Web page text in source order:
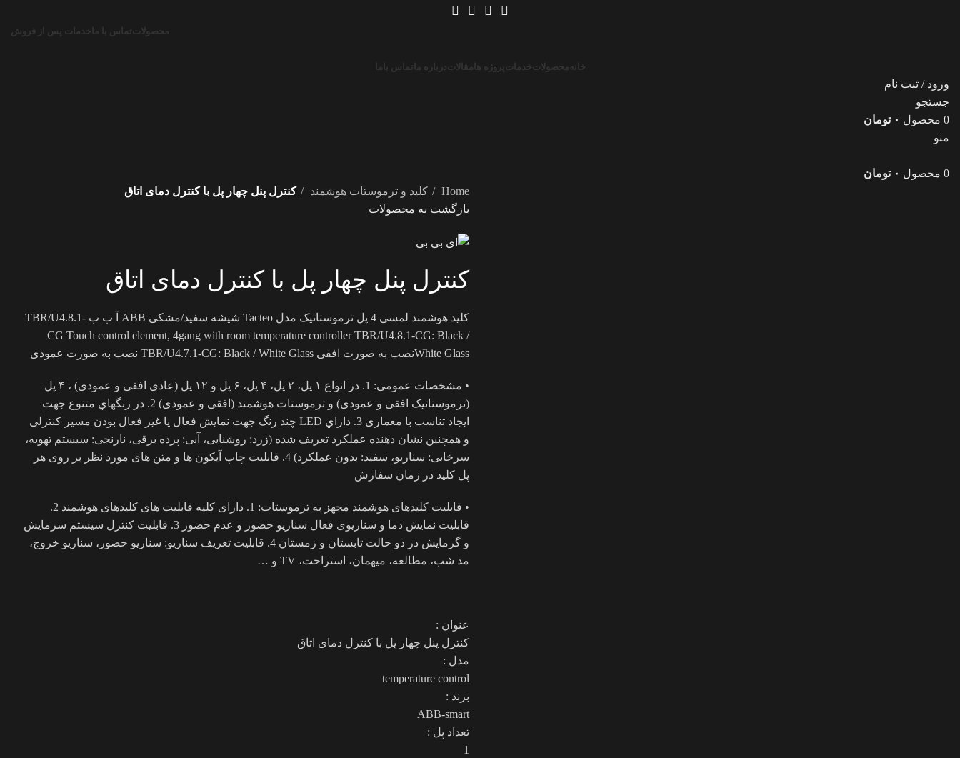
محصولاتتماس با ما خدمات پس از فروش
خانه محصولاتخدماتپروژه ها مقالاتدرباره ما تماس باما
ورود / ثبت نام
جستجو
0 محصول ۰ تومان
منو
0 محصول ۰ تومان
Home کلید و ترموستات هوشمند
کنترل پنل چهار پل با کنترل دمای اتاق
بازگشت به محصولات
کنترل پنل چهار پل با کنترل دمای اتاق
کلید هوشمند لمسی 4 پل ترموستاتیک مدل Tacteo شیشه سفید/مشکی ABB آ ب ب TBR/U4.8.1-
CG Touch control element, 4gang with room temperature controller TBR/U4.8.1-CG: Black /
White Glassنصب به صورت افقی TBR/U4.7.1-CG: Black / White Glass نصب به صورت عمودی
• مشخصات عمومی: 1. در انواع ۱ پل، ۲ پل، ۴ پل، ۶ پل و ۱۲ پل (عادی افقی و عمودی) ، ۴ پل
(ترموستاتیک افقی و عمودی) و ترموستات هوشمند (افقی و عمودی) 2. در رنگهاي متنوع جهت
ايجاد تناسب با معماری 3. داراي LED چند رنگ جهت نمايش فعال يا غير فعال بودن مسير کنترلی
و همچنین نشان دهنده عملکرد تعریف شده (زرد: روشنایی، آبی: پرده برقی، نارنجی: سیستم تهویه،
سرخابی: سناریو، سفید: بدون عملکرد) 4. قابلیت چاپ آیکون ها و متن های مورد نظر بر روی هر
پل کلید در زمان سفارش
• قابلیت کليدهای هوشمند مجهز به ترموستات: 1. دارای کليه قابليت های کليدهای هوشمند 2.
قابليت نمايش دما و سناريوی فعال سناريو حضور و عدم حضور 3. قابليت کنترل سيستم سرمايش
و گرمايش در دو حالت تابستان و زمستان 4. قابليت تعريف سناريو: سناریو حضور، سناریو خروج،
مد شب، مطالعه، میهمان، استراحت، TV و …
عنوان :
کنترل پنل چهار پل با کنترل دمای اتاق
مدل :
temperature control
برند :
ABB-smart
تعداد پل :
1